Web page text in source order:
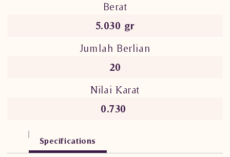
Berat
5.030 gr
Jumlah Berlian
20
Nilai Karat
0.730
Specifications